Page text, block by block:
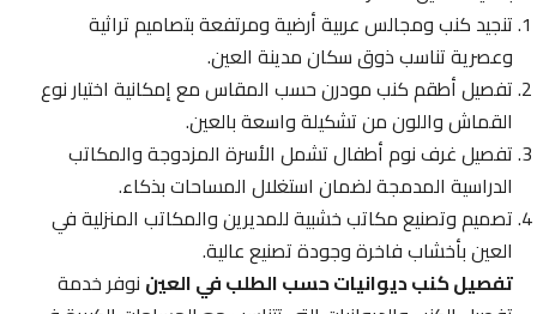
تنجيد كنب ومجالس عربية أرضية ومرتفعة بتصاميم تراثية
وعصرية تناسب ذوق سكان مدينة العين.
تفصيل أطقم كنب مودرن حسب المقاس مع إمكانية اختيار نوع
القماش واللون من تشكيلة واسعة بالعين.
تفصيل غرف نوم أطفال تشمل الأسرة المزدوجة والمكاتب
الدراسية المدمجة لضمان استغلال المساحات بذكاء.
تصميم وتصنيع مكاتب خشبية للمديرين والمكاتب المنزلية في
العين بأخشاب فاخرة وجودة تصنيع عالية.
تفصيل كنب ديوانيات حسب الطلب في العيننوفر خدمة